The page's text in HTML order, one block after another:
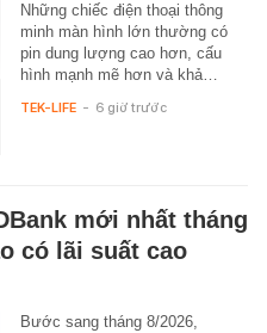
Những chiếc điện thoại thông
minh màn hình lớn thường có
pin dung lượng cao hơn, cấu
hình mạnh mẽ hơn và khả…
TEK-LIFE - 6 giờ trước
mới nhất tháng
có lãi suất cao
Bước sang tháng 8/2026,